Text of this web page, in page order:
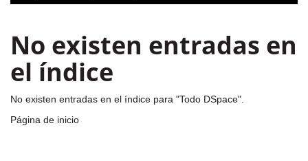
No existen entradas en
el índice
No existen entradas en el índice para "Todo DSpace".
Página de inicio